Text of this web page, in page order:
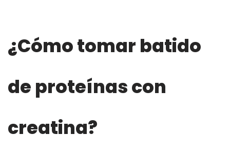
¿Cómo tomar batido
de proteínas con
creatina?